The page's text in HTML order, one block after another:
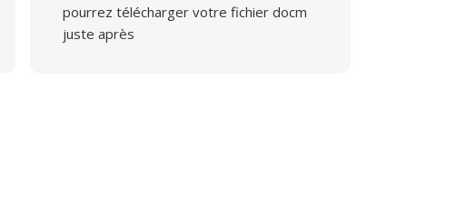
pourrez télécharger votre fichier docm
juste après